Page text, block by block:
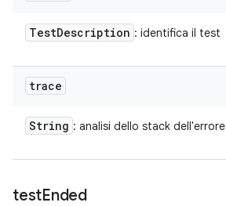
TestDescription : identifica il test
trace
String : analisi dello stack dell'errore
testEnded